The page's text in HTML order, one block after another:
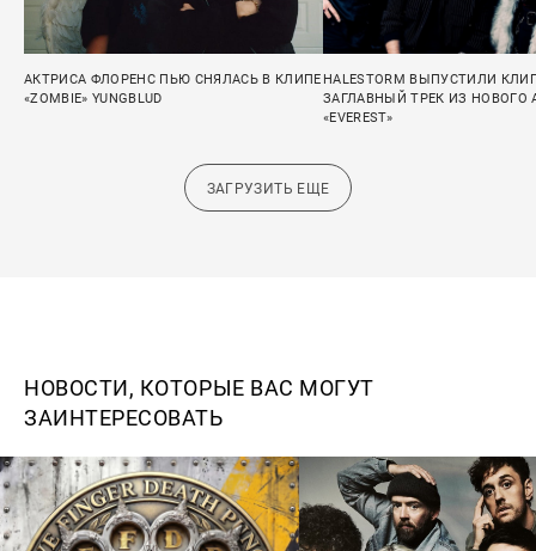
АКТРИСА ФЛОРЕНС ПЬЮ СНЯЛАСЬ В КЛИПЕ
«ZOMBIE» YUNGBLUD
HALESTORM ВЫПУСТИЛИ
ЗАГЛАВНЫЙ ТРЕК ИЗ НОВОГО
«EVEREST»
ЗАГРУЗИТЬ ЕЩЕ
НОВОСТИ, КОТОРЫЕ ВАС МОГУТ
ЗАИНТЕРЕСОВАТЬ